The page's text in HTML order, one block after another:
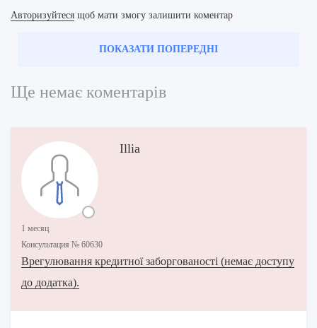
Авторизуйтеся щоб мати змогу залишити коментар
ПОКАЗАТИ ПОПЕРЕДНІ
Ще немає коментарів
Illia
1 месяц
Консультация № 60630
Врегулювання кредитної заборгованості (немає доступу
до додатка).